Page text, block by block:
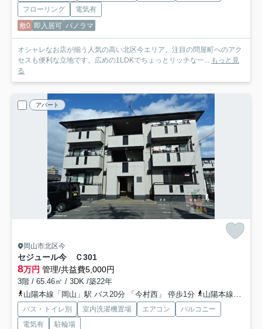
フローリング
電気有
敷0 即入居可 パノラマ
オシャレなお店が揃う人気の高い北区今エリア。注目の問屋町へのアク
セスも便利な立地です。広めの1LDKでちょっとリッチな一...
もっと見
る
アパート
岡山市北区今
セジュール今 Ｃ301
8万円 管理/共益費5,000円
3階 / 65.46㎡ / 3DK /築22年
山陽本線「岡山」駅 バス20分 「今村西」 停歩1分
山陽本線「北長瀬」駅 徒歩16分
バス・トイレ別 室内洗濯機置場 エアコン
バルコニー
電気有
駐輪場